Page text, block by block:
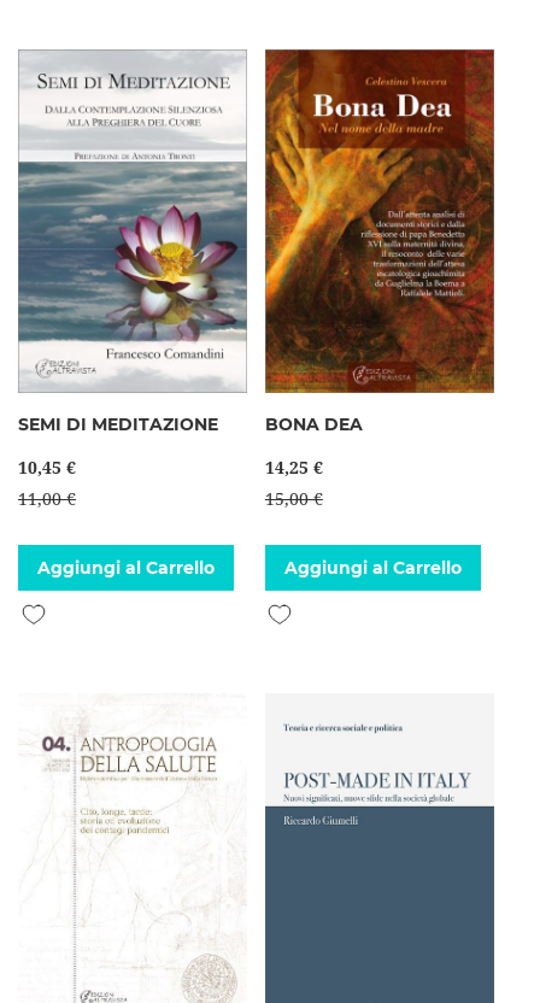
SEMI DI MEDITAZIONE
10,45 €
11,00 €
Aggiungi al Carrello
Aggiungi alla lista desideri
BONA DEA
14,25 €
15,00 €
Aggiungi al Carrello
Aggiungi alla lista desideri